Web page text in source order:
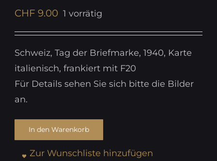
CHF 9.00 1 vorrätig
Schweiz, Tag der Briefmarke, 1940, Karte
italienisch, frankiert mit F20
Für Details sehen Sie sich bitte die Bilder
an.
In den Warenkorb
Zur Wunschliste hinzufügen